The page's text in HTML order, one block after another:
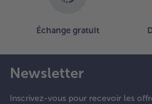
Échange gratuit
Newsletter
Inscrivez-vous pour recevoir les